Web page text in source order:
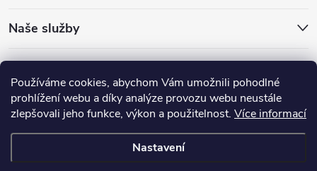
Používáme cookies, abychom Vám umožnili pohodlné
prohlížení webu a díky analýze provozu webu neustále
zlepšovali jeho funkce, výkon a použitelnost. Více informací
Nastavení
Naše služby
ledlumin.cz